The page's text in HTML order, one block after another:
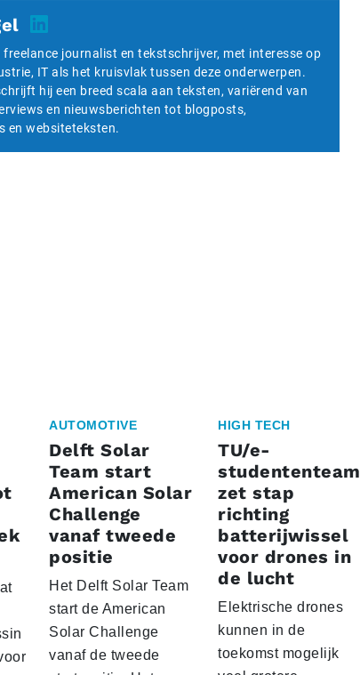
journalist en tekstschrijver, met interesse op
IT als het kruisvlak tussen deze onderwerpen.
hij een breed scala aan teksten, variërend van
en nieuwsberichten tot blogposts,
en websiteteksten.
AUTOMOTIVE
Delft Solar
Team start
American Solar
Challenge
vanaf tweede
positie
Het Delft Solar Team
start de American
Solar Challenge
vanaf de tweede
HIGH TECH
TU/e-
studententeam
zet stap
richting
batterijwissel
voor drones in
de lucht
Elektrische drones
kunnen in de
toekomst mogelijk